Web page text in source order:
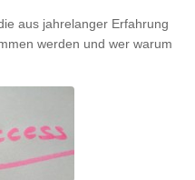
aus jahrelanger Erfahrung
werden und wer warum